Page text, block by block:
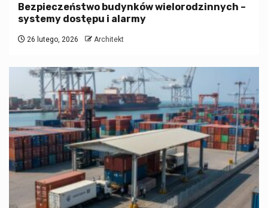
Bezpieczeństwo budynków wielorodzinnych –
systemy dostępu i alarmy
26 lutego, 2026 Architekt